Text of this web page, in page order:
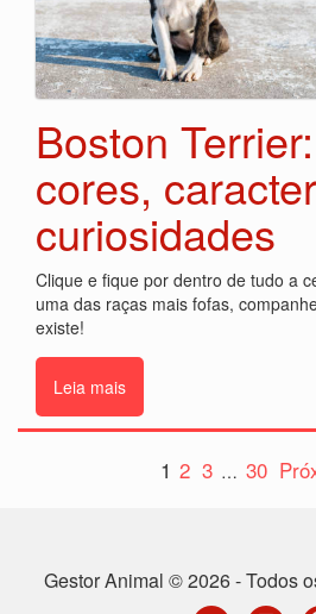
Boston
cores,
curiosidades
Clique e fique por dentro de tudo a
uma das raças mais fofas,
existe!
Leia mais
1 2 3 … 30
Gestor Animal © 2026 - Todos